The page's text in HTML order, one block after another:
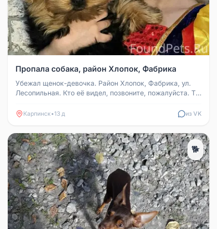
Пропала собака, район Хлопок, Фабрика
Убежал щенок-девочка. Район Хлопок, Фабрика, ул.
Лесопильная. Кто её видел, позвоните, пожалуйста. Т.
Карпинск•13 д из VK
🐕